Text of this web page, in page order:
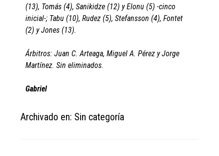
(13), Tomás (4), Sanikidze (12) y Elonu (5) -cinco
inicial-; Tabu (10), Rudez (5), Stefansson (4), Fontet
(2) y Jones (13).
Árbitros: Juan C. Arteaga, Miguel A. Pérez y Jorge
Martínez. Sin eliminados.
Gabriel
Archivado en: Sin categoría